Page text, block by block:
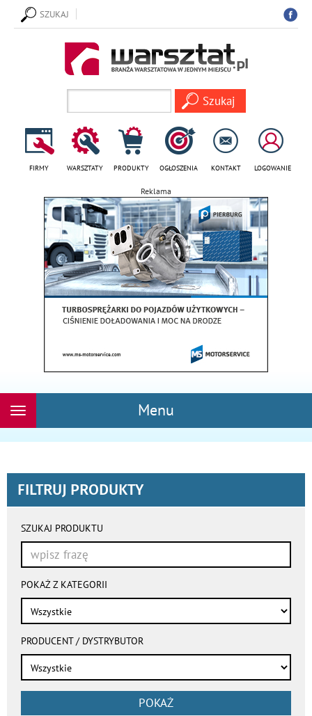
SZUKAJ
FIRMY WARSZTATY PRODUKTY OGŁOSZENIA KONTAKT LOGOWANIE
Reklama
Menu
Rozwiń
FILTRUJ PRODUKTY
wyszukiwania
automatycznie
SZUKAJ PRODUKTU
POKAŻ Z KATEGORII
PRODUCENT / DYSTRYBUTOR
POKAŻ